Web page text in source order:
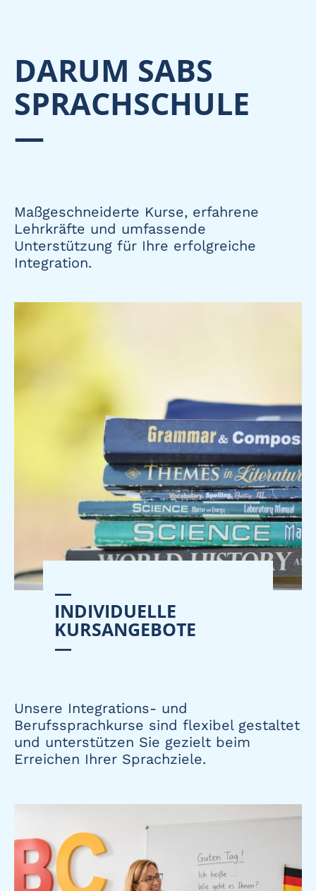
DARUM SABS
SPRACHSCHULE
—
Maßgeschneiderte Kurse, erfahrene
Lehrkräfte und umfassende
Unterstützung für Ihre erfolgreiche
Integration.
—
INDIVIDUELLE
KURSANGEBOTE
—
Unsere Integrations- und
Berufssprachkurse sind flexibel gestaltet
und unterstützen Sie gezielt beim
Erreichen Ihrer Sprachziele.